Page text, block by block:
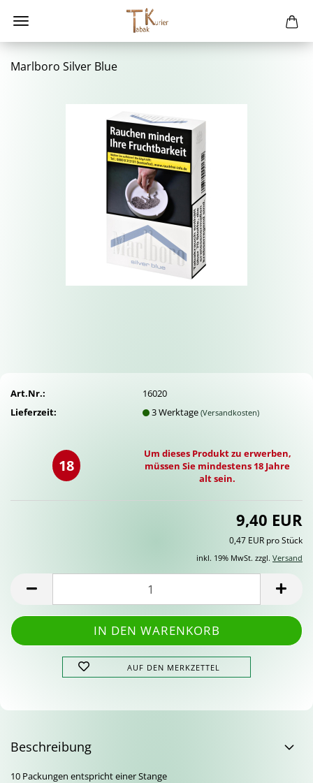
Marl­bo­ro Sil­ver Blue
Art.Nr.:
16020
Lieferzeit:
3 Werktage(Versandkosten)
18
Um dieses Produkt zu erwerben,
müssen Sie mindestens 18 Jahre
alt sein.
9,40 EUR
0,47 EUR pro Stück
inkl. 19% MwSt. zzgl. Versand
AUF DEN MERKZETTEL
Beschreibung
10 Packungen entspricht einer Stange